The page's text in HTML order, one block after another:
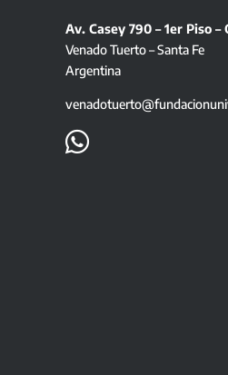
Av. Casey 790 – 1er Piso –
Venado Tuerto – Santa Fe
Argentina
